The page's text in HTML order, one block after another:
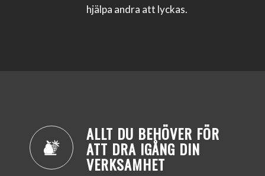
hjälpa andra att lyckas.
ALLT DU BEHÖVER FÖR
ATT DRA IGÅNG DIN
VERKSAMHET